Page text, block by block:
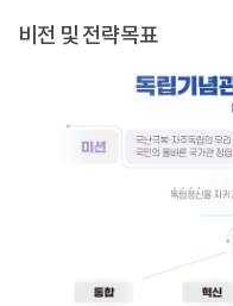
비전 및 전략목표